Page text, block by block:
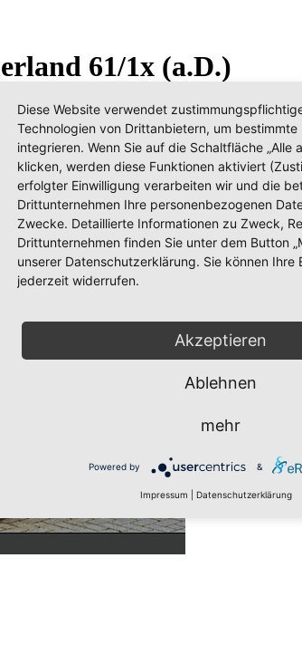
61/1x (a.D.)
Diese Website verwendet
Technologien von Drittanbietern, um bestimmte
integrieren. Wenn Sie auf die Schaltfläche „Alle
klicken, werden diese Funktionen aktiviert
erfolgter Einwilligung verarbeiten wir und die
Drittunternehmen Ihre personenbezogenen
Zwecke. Detaillierte Informationen zu Zweck,
Drittunternehmen finden Sie unter dem Button
unserer Datenschutzerklärung. Sie können Ihre
jederzeit widerrufen.
Akzeptieren
Ablehnen
mehr
Powered by &
Impressum Datenschutzerklärung